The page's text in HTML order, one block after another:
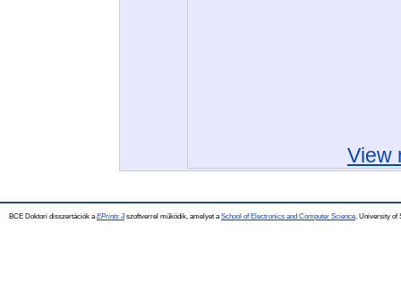
View
BCE Doktori disszertációk a EPrints 3szoftverrel működik, amelyet a School of Electronics and Computer Science, University of